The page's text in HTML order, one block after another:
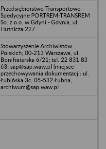
Przedsiębiorstwo Transportowo-
Spedycyjne PORTREM-TRANSREM
So. z o.o. w Gdyni - Gdynia, ul.
Hutnicza 227
Stowarzyszenie Archiwistów
Polskich; 00-213 Warszawa, ul.
Bonifraterska 6/21; tel. 22 831 83
63; sap@sap.waw.pl (miejsce
przechowywania dokumentacji: ul.
Łubińska 3c, 05-532 Łubna,
archiwum@sap.waw.pl